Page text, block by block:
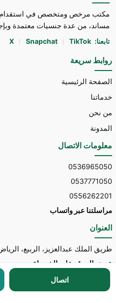
مكتب مرخص ومتخصص في استقدام
مساند، من عدة جنسيات معتمدة
تابعنا: X Snapchat TikTok
روابط سريعة
الصفحة الرئيسية
خدماتنا
من نحن
المدونة
معلومات الاتصال
0536965050
0537771050
0556262201
مراسلتنا عبر واتساب
العنوان
طريق الملك عبدالعزيز، الربيع،
عرض الموقع على الخريطة
اتصال